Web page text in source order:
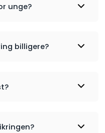
unge?
billigere?